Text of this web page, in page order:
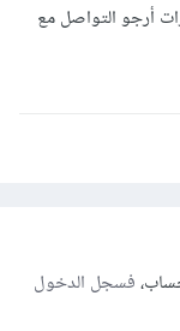
أرجو التواصل مع
فسجل الدخول